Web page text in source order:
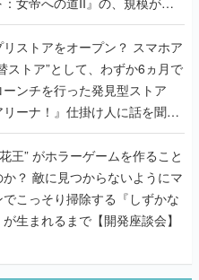
プロデューサーに聞いた
トアをオープン？ スマホア
ストア”として、わずか6ヵ月で
ンチを行った発見型ストア
リーナ！』仕掛け人に話を聞い
王” がホラーゲームを作ること
いようにマ
こっそり掃除する『しずかな
生まれるまで【開発座談会】